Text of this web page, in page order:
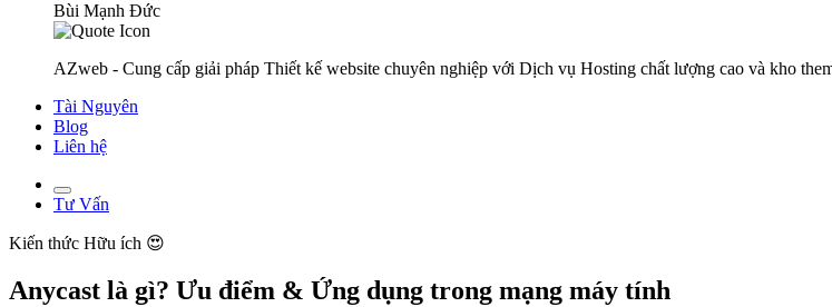
Bùi Mạnh Đức
AZweb - Cung cấp giải pháp Thiết kế website chuyên nghiệp với Dịch vụ Hosting chất lượng cao và kho
Tài Nguyên
Blog
Liên hệ
Tư Vấn
Kiến thức Hữu ích 😍
Anycast là gì? Ưu điểm & Ứng dụng trong mạng máy tính